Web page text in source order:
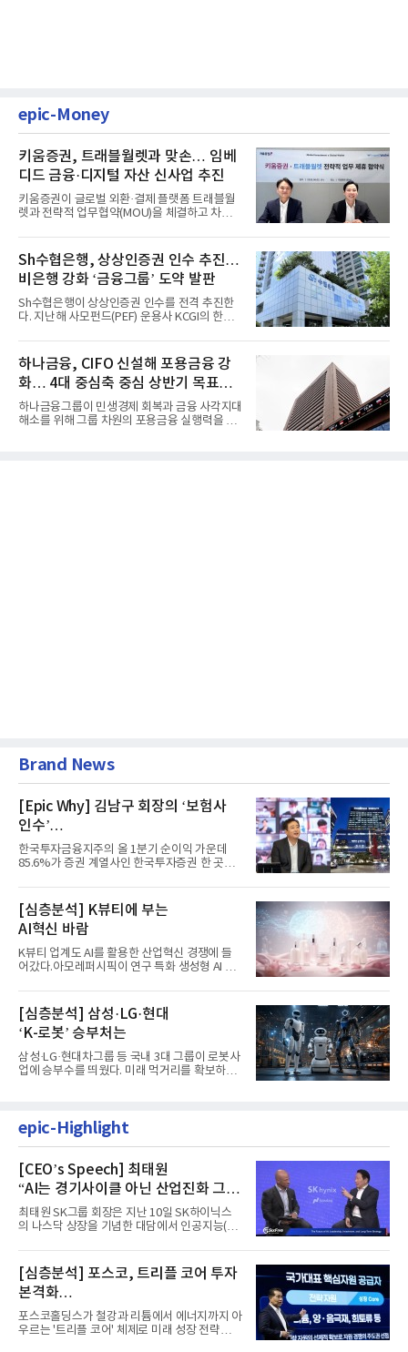
epic-Money
키움증권, 트래블월렛과 맞손… 임베
디드 금융·디지털 자산 신사업 추진
키움증권이 글로벌 외환·결제 플랫폼 트래블월
렛과 전략적 업무협약(MOU)을 체결하고 차세
Sh수협은행, 상상인증권 인수 추진…
비은행 강화 ‘금융그룹’ 도약 발판
Sh수협은행이 상상인증권 인수를 전격 추진한
다. 지난해 사모펀드(PEF) 운용사 KCGI의 한양
하나금융, CIFO 신설해 포용금융 강
화… 4대 중심축 중심 상반기 목표
60% 달성
하나금융그룹이 민생경제 회복과 금융 사각지대
해소를 위해 그룹 차원의 포용금융 실행력을 대
Brand News
[Epic Why] 김남구 회장의 ‘보험사
인수’
발걸음이 신중해진 배경은?
한국투자금융지주의 올 1분기 순이익 가운데
85.6%가 증권 계열사인 한국투자증권 한 곳에
[심층분석] K뷰티에 부는
AI혁신 바람
K뷰티 업계도 AI를 활용한 산업혁신 경쟁에 들
어갔다.아모레퍼시픽이 연구 특화 생성형 AI 플
[심층분석] 삼성·LG·현대
‘K-로봇’ 승부처는
삼성·LG·현대차그룹 등 국내 3대 그룹이 로봇사
업에 승부수를 띄웠다. 미래 먹거리를 확보하기
epic-Highlight
[CEO’s Speech] 최태원
“AI는 경기사이클 아닌 산업진화 그
자체”
최태원 SK그룹 회장은 지난 10일 SK하이닉스
의 나스닥 상장을 기념한 대담에서 인공지능(AI)
[심층분석] 포스코, 트리플 코어 투자
본격화
16조7천억원 투자 재원 마련 전략은?
포스코홀딩스가 철강과 리튬에서 에너지까지 아
우르는 '트리플 코어' 체제로 미래 성장 전략을